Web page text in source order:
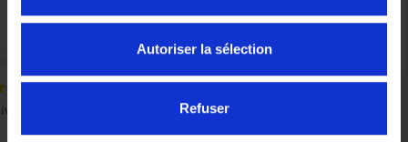
Autoriser la sélection
Refuser